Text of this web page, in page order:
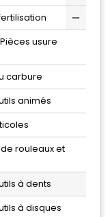
usure
carbure
animés
rouleaux et
à dents
à disques